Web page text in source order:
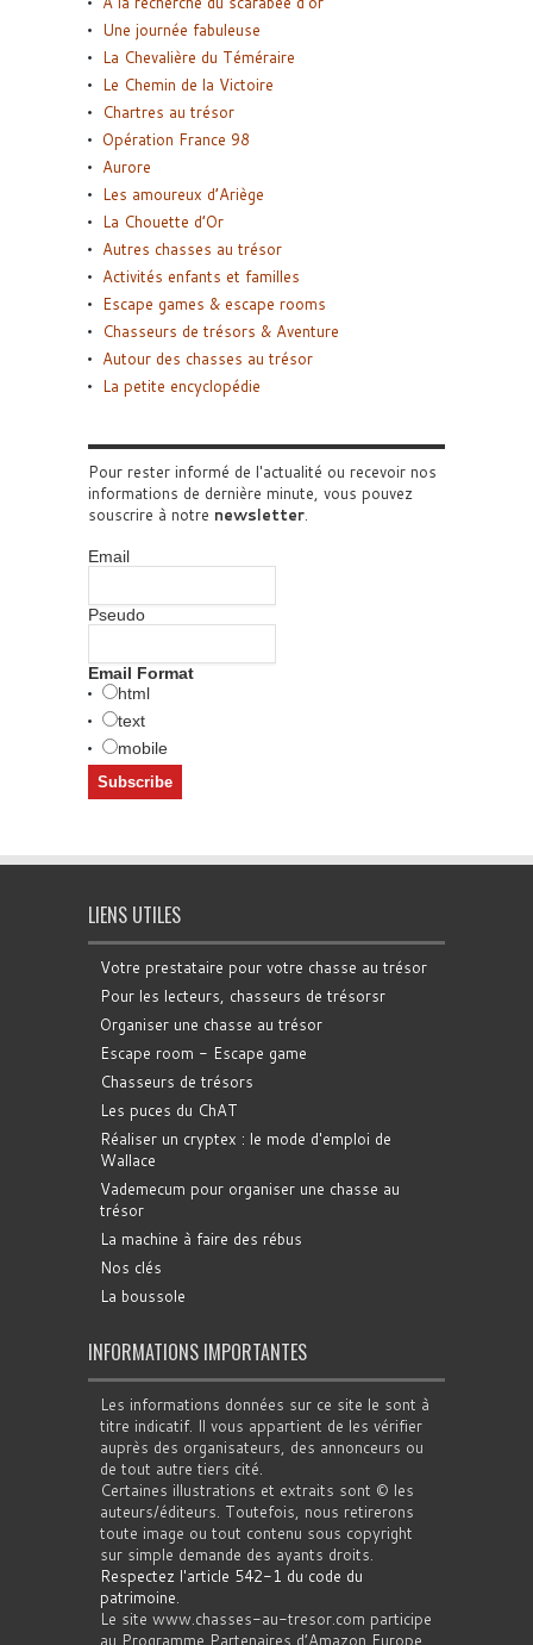
Une journée fabuleuse
La Chevalière du Téméraire
Le Chemin de la Victoire
Chartres au trésor
Opération France 98
Aurore
Les amoureux d’Ariège
La Chouette d’Or
Autres chasses au trésor
Activités enfants et familles
Escape games & escape rooms
Chasseurs de trésors & Aventure
Autour des chasses au trésor
La petite encyclopédie
Pour rester informé de l'actualité ou recevoir nos
informations de dernière minute, vous pouvez
souscrire à notre newsletter.
Email
Pseudo
Email Format
html
text
mobile
LIENS UTILES
Votre prestataire pour votre chasse au trésor
Pour les lecteurs, chasseurs de trésorsr
Organiser une chasse au trésor
Escape room - Escape game
Chasseurs de trésors
Les puces du ChAT
Réaliser un cryptex : le mode d'emploi de
Wallace
Vademecum pour organiser une chasse au
trésor
La machine à faire des rébus
Nos clés
La boussole
INFORMATIONS IMPORTANTES
Les informations données sur ce site le sont à
titre indicatif. Il vous appartient de les vérifier
auprès des organisateurs, des annonceurs ou
de tout autre tiers cité.
Certaines illustrations et extraits sont © les
auteurs/éditeurs. Toutefois, nous retirerons
toute image ou tout contenu sous copyright
sur simple demande des ayants droits.
Respectez l'article 542-1 du code du
patrimoine.
Le site www.chasses-au-tresor.com participe
au Programme Partenaires d’Amazon Europe